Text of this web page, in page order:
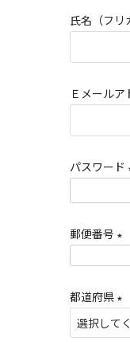
須
氏名（フリ
Ｅメールア
パスワード
郵便番号
須
)
都道府県
(